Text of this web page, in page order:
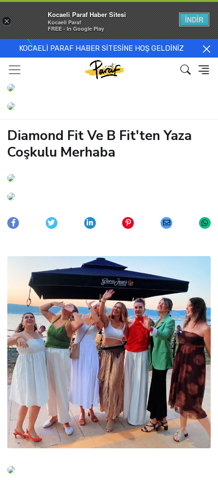
KOCAELİ PARAF HABER SİTESİNE HOŞ GELDİNİZ
Diamond Fit Ve B Fit'ten Yaza
Coşkulu Merhaba
×
Kocaeli Paraf Haber Sitesi
Kocaeli Paraf
FREE - In Google Play
İNDİR